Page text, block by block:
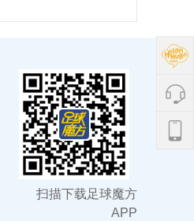
扫描下载足球魔方
APP